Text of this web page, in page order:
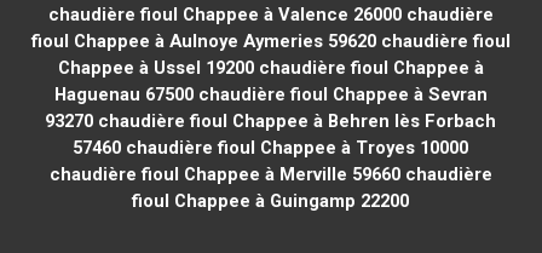
chaudière fioul Chappee à Valence 26000chaudière
fioul Chappee à Aulnoye Aymeries 59620chaudière fioul
Chappee à Ussel 19200chaudière fioul Chappee à
Haguenau 67500chaudière fioul Chappee à Sevran
93270 chaudière fioul Chappee à Behren lès Forbach
57460 chaudière fioul Chappee à Troyes 10000
chaudière fioul Chappee à Merville 59660chaudière
fioul Chappee à Guingamp 22200